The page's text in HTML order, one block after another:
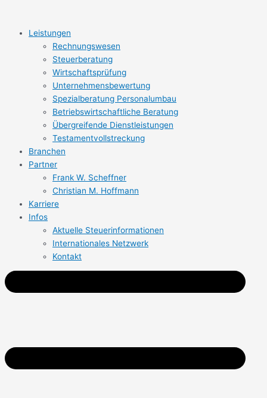
springenLeistungen
Rechnungs­wesen
Steuerberatung
Wirtschafts­prüfung
Unternehmens­bewertung
Spezialberatung Personalumbau
Betriebs­wirtschaftliche Beratung
Übergreifende Dienstleistungen
Testament­vollstreckung
Branchen
Partner
Frank W. Scheffner
Christian M. Hoffmann
Karriere
Infos
Aktuelle Steuerinformationen
Internationales Netzwerk
Kontakt
(m/w/d)
der
Wirtschaftsprüfung
Steuerberatung
(m/w/d)